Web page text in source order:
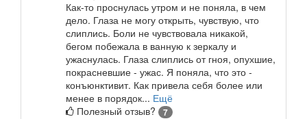
Как-то проснулась утром и не поняла, в чем
дело. Глаза не могу открыть, чувствую, что
слиплись. Боли не чувствовала никакой,
бегом побежала в ванную к зеркалу и
ужаснулась. Глаза слиплись от гноя, опухшие,
покрасневшие - ужас. Я поняла, что это -
конъюнктивит. Как привела себя более или
менее в порядок... Ещё
Полезный отзыв?
7